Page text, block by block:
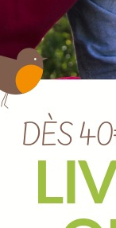
/Tapis